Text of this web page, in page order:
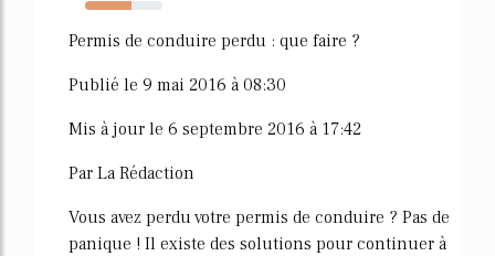
60%
Permis de conduire perdu : que faire ?
Publié le 9 mai 2016 à 08:30
Mis à jour le 6 septembre 2016 à 17:42
Par La Rédaction
Vous avez perdu votre permis de conduire ? Pas de
panique ! Il existe des solutions pour continuer à